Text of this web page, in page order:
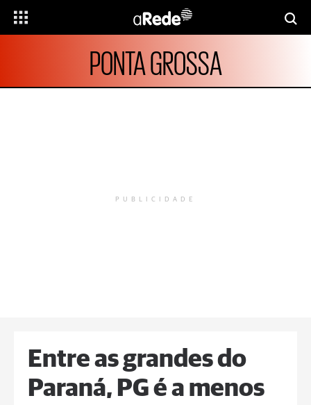
PONTA GROSSA
PUBLICIDADE
Entre as grandes do
Paraná, PG é a menos